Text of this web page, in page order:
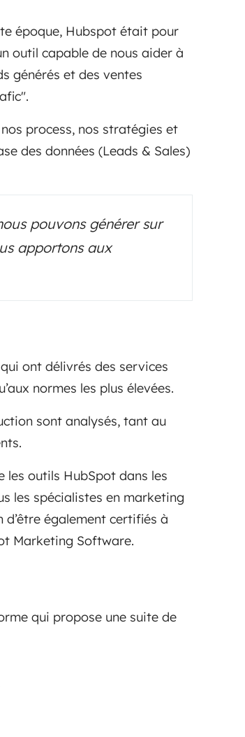
époque, Hubspot était pour
outil capable de nous aider à
générés et des ventes
process, nos stratégies et
des données (Leads & Sales)
pouvons générer sur
apportons aux
ont délivrés des services
normes les plus élevées.
sont analysés, tant au
les outils HubSpot dans les
les spécialistes en marketing
également certifiés à
Marketing Software.
qui propose une suite de